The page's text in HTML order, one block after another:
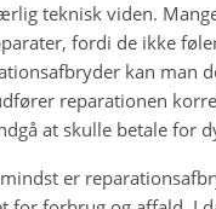
teknisk viden.
fordi de ikke
kan man
reparationen
at skulle betale for
er